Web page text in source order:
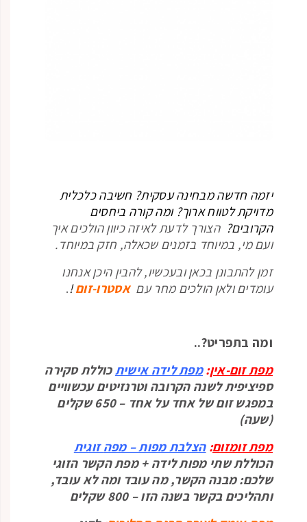
יזמה חדשה מבחינה עסקית? חשיבה כלכלית
מדויקת לטווח ארוך? ומה קורה ביחסים
הקרובים? הצורך לדעת לאיזה כיוון הולכים איך
ועם מי, במיוחד בזמנים שכאלה, חזק במיוחד.
זמן להתבונן בכאן ובעכשיו, להבין היכן אנחנו
עומדים ולאן הולכים מחר עםאסטרו-זום!
.
ומה בתפריט?..
מפת זום-אין:מפת לידה אישיתכוללת סקירה
ספיציפית לשנה הקרובה וטרנזיטים עכשוויים
במפגש זום של אחד על אחד – 650 שקלים
(שעה)
מפת זומזום:הצלבת מפות – מפהזוגית
הכוללת שתי מפות לידה + מפת הקשר הזוגי
שלכם: מבנה הקשר, מה עובד ומה לא עובד,
ותהליכים בקשר בשנה הזו – 800 שקלים